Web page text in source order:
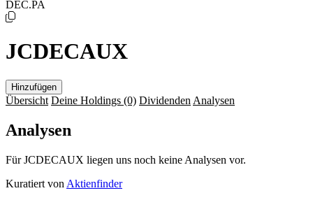
DEC.PA
JCDECAUX
Hinzufügen
Übersicht Deine Holdings (0) Dividenden Analysen
Analysen
Für JCDECAUX liegen uns noch keine Analysen vor.
Kuratiert von Aktienfinder